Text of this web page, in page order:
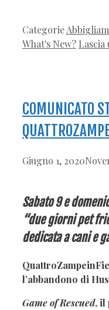
Categorie
What's New? Lascia
COMUNICATO
Giugno 1, 2020
Sabato 9 e
“due giorni pet
dedicata a cani e
l’abbandono di
Game of Rescued, il